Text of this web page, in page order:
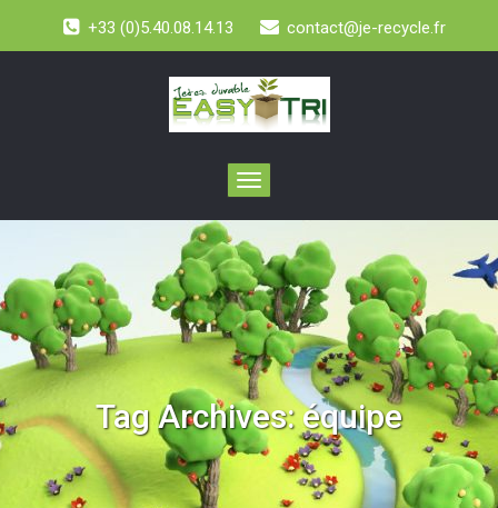
+33 (0)5.40.08.14.13 contact@je-recycle.fr
Toggle
navigation
Tag Archives:équipe